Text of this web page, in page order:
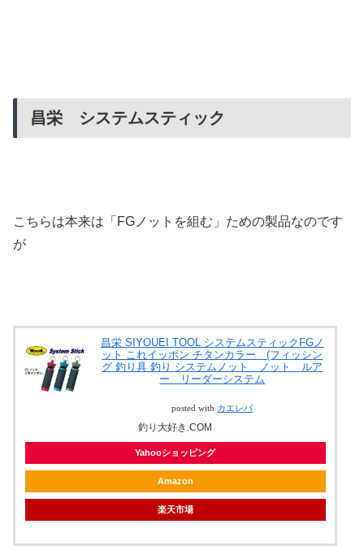
昌栄 システムスティック
こちらは本来は「FGノットを組む」ための製品なのです
が
昌栄 SIYOUEI TOOL システムスティックFGノ
ット これイッポン チタンカラー (フィッシン
グ 釣り具 釣り システムノット ノット ルア
ー リーダーシステム
posted with カエレバ
釣り大好き.COM
Yahooショッピング
Amazon
楽天市場